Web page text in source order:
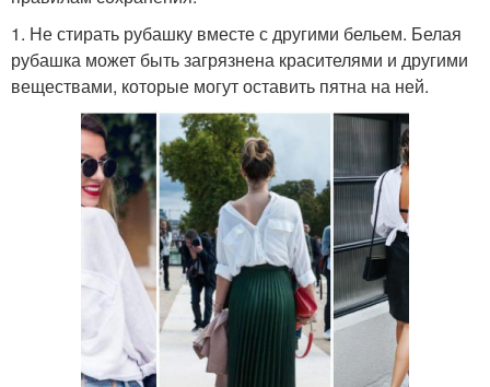
1. Не стирать рубашку вместе с другими бельем. Белая
рубашка может быть загрязнена красителями и другими
веществами, которые могут оставить пятна на ней.